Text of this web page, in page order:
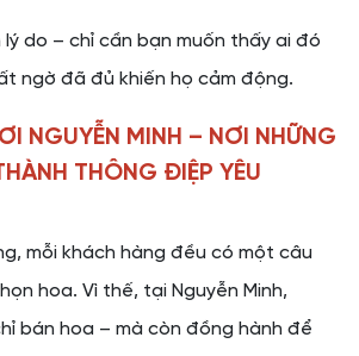
do – chỉ cần bạn muốn thấy ai đó
ngờ đã đủ khiến họ cảm động.
NGUYỄN MINH – NƠI NHỮNG
THÔNG ĐIỆP YÊU
mỗi khách hàng đều có một câu
hoa. Vì thế, tại Nguyễn Minh,
bán hoa – mà còn đồng hành để